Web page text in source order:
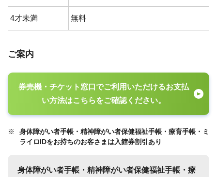
4才未満 無料
ご案内
券売機・チケット窓口でご利用いただけるお支払
い方法はこちらをご確認ください。
※
身体障がい者手帳・精神障がい者保健福祉手帳・療育手帳・ミ
ライロIDをお持ちのお客さまは入館券割引あり
身体障がい者手帳・精神障がい者保健福祉手帳・療